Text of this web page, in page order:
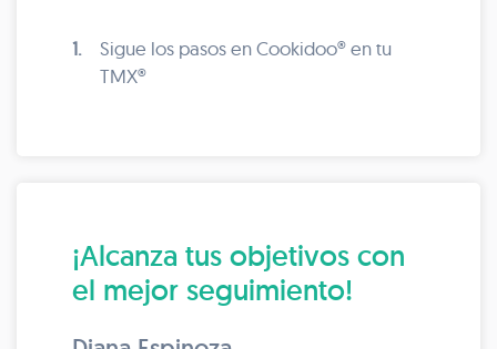
1.
Sigue los pasos en Cookidoo® en tu
TMX®
¡Alcanza tus objetivos con
el mejor seguimiento!